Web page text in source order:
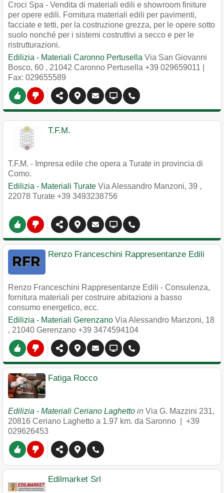
Croci Spa - Vendita di materiali edili e showroom finiture
per opere edili. Fornitura materiali edili per pavimenti,
facciate e tetti, per la costruzione grezza, per le opere sotto
suolo nonché per i sistemi costruttivi a secco e per le
ristrutturazioni.
Edilizia - Materiali Caronno Pertusella Via San Giovanni
Bosco, 60 , 21042 Caronno Pertusella +39 029659011
Fax: 029655589
T.F.M.
T.F.M. - Impresa edile che opera a Turate in provincia di
Como.
Edilizia - Materiali Turate Via Alessandro Manzoni, 39 ,
22078 Turate +39 3493238756
Renzo Franceschini Rappresentanze Edili
Renzo Franceschini Rappresentanze Edili - Consulenza,
fornitura materiali per costruire abitazioni a basso
consumo energetico, ecc.
Edilizia - Materiali Gerenzano Via Alessandro Manzoni, 18
, 21040 Gerenzano +39 3474594104
Fatiga Rocco
Edilizia - Materiali Ceriano Laghetto in Via G. Mazzini 231,
20816 Ceriano Laghetto a 1.97 km. da Saronno | +39
029626453
Edilmarket Srl